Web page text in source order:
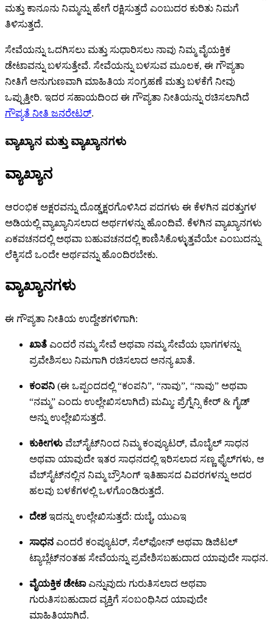
ಮತ್ತು ಕಾನೂನು ನಿಮ್ಮನ್ನು ಹೇಗೆ ರಕ್ಷಿಸುತ್ತದೆ ಎಂಬುದರ ಕುರಿತು ನಿಮಗೆ
ತಿಳಿಸುತ್ತದೆ.
ಸೇವೆಯನ್ನು ಒದಗಿಸಲು ಮತ್ತು ಸುಧಾರಿಸಲು ನಾವು ನಿಮ್ಮ ವೈಯಕ್ತಿಕ
ಡೇಟಾವನ್ನು ಬಳಸುತ್ತೇವೆ. ಸೇವೆಯನ್ನು ಬಳಸುವ ಮೂಲಕ, ಈ ಗೌಪ್ಯತಾ
ನೀತಿಗೆ ಅನುಗುಣವಾಗಿ ಮಾಹಿತಿಯ ಸಂಗ್ರಹಣೆ ಮತ್ತು ಬಳಕೆಗೆ ನೀವು
ಒಪ್ಪುತ್ತೀರಿ. ಇದರ ಸಹಾಯದಿಂದ ಈ ಗೌಪ್ಯತಾ ನೀತಿಯನ್ನು ರಚಿಸಲಾಗಿದೆ
ಗೌಪ್ಯತೆ ನೀತಿ ಜನರೇಟರ್.
ವ್ಯಾಖ್ಯಾನ ಮತ್ತು ವ್ಯಾಖ್ಯಾನಗಳು
ವ್ಯಾಖ್ಯಾನ
ಆರಂಭಿಕ ಅಕ್ಷರವನ್ನು ದೊಡ್ಡಕ್ಷರಗೊಳಿಸಿದ ಪದಗಳು ಈ ಕೆಳಗಿನ ಷರತ್ತುಗಳ
ಅಡಿಯಲ್ಲಿ ವ್ಯಾಖ್ಯಾನಿಸಲಾದ ಅರ್ಥಗಳನ್ನು ಹೊಂದಿವೆ. ಕೆಳಗಿನ ವ್ಯಾಖ್ಯಾನಗಳು
ಏಕವಚನದಲ್ಲಿ ಅಥವಾ ಬಹುವಚನದಲ್ಲಿ ಕಾಣಿಸಿಕೊಳ್ಳುತ್ತವೆಯೇ ಎಂಬುದನ್ನು
ಲೆಕ್ಕಿಸದೆ ಒಂದೇ ಅರ್ಥವನ್ನು ಹೊಂದಿರಬೇಕು.
ವ್ಯಾಖ್ಯಾನಗಳು
ಈ ಗೌಪ್ಯತಾ ನೀತಿಯ ಉದ್ದೇಶಗಳಿಗಾಗಿ:
ಖಾತೆ ಎಂದರೆ ನಮ್ಮ ಸೇವೆ ಅಥವಾ ನಮ್ಮ ಸೇವೆಯ ಭಾಗಗಳನ್ನು
ಪ್ರವೇಶಿಸಲು ನಿಮಗಾಗಿ ರಚಿಸಲಾದ ಅನನ್ಯ ಖಾತೆ.
ಕಂಪನಿ (ಈ ಒಪ್ಪಂದದಲ್ಲಿ “ಕಂಪನಿ”, “ನಾವು”, “ನಾವು” ಅಥವಾ
“ನಮ್ಮ” ಎಂದು ಉಲ್ಲೇಖಿಸಲಾಗಿದೆ) ಮಮ್ಮಿ: ಪ್ರೆಗ್ನೆನ್ಸಿ ಕೇರ್ & ಗೈಡ್
ಅನ್ನು ಉಲ್ಲೇಖಿಸುತ್ತದೆ.
ಕುಕೀಗಳು ವೆಬ್‌ಸೈಟ್‌ನಿಂದ ನಿಮ್ಮ ಕಂಪ್ಯೂಟರ್, ಮೊಬೈಲ್ ಸಾಧನ
ಅಥವಾ ಯಾವುದೇ ಇತರ ಸಾಧನದಲ್ಲಿ ಇರಿಸಲಾದ ಸಣ್ಣ ಫೈಲ್‌ಗಳು, ಆ
ವೆಬ್‌ಸೈಟ್‌ನಲ್ಲಿನ ನಿಮ್ಮ ಬ್ರೌಸಿಂಗ್ ಇತಿಹಾಸದ ವಿವರಗಳನ್ನು ಅದರ
ಹಲವು ಬಳಕೆಗಳಲ್ಲಿ ಒಳಗೊಂಡಿರುತ್ತದೆ.
ದೇಶಇದನ್ನು ಉಲ್ಲೇಖಿಸುತ್ತದೆ: ದುಬೈ, ಯುಎಇ
ಸಾಧನ ಎಂದರೆ ಕಂಪ್ಯೂಟರ್, ಸೆಲ್‌ಫೋನ್ ಅಥವಾ ಡಿಜಿಟಲ್
ಟ್ಯಾಬ್ಲೆಟ್‌ನಂತಹ ಸೇವೆಯನ್ನು ಪ್ರವೇಶಿಸಬಹುದಾದ ಯಾವುದೇ ಸಾಧನ.
ವೈಯಕ್ತಿಕ ಡೇಟಾಎನ್ನುವುದು ಗುರುತಿಸಲಾದ ಅಥವಾ
ಗುರುತಿಸಬಹುದಾದ ವ್ಯಕ್ತಿಗೆ ಸಂಬಂಧಿಸಿದ ಯಾವುದೇ
ಮಾಹಿತಿಯಾಗಿದೆ.